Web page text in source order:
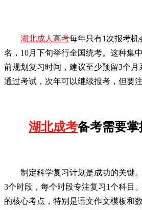
湖北成人高考每年只有1次报考机
名，10月下旬举行全国统考。这种集
前规划复习时间，建议至少预留3个
通过考试，次年可以继续报考，但要
湖北成考备考需要掌
制定科学复习计划是成功的关键
3个时段，每个时段专注复习1个科目
的核心考点，特别是语文作文模板和